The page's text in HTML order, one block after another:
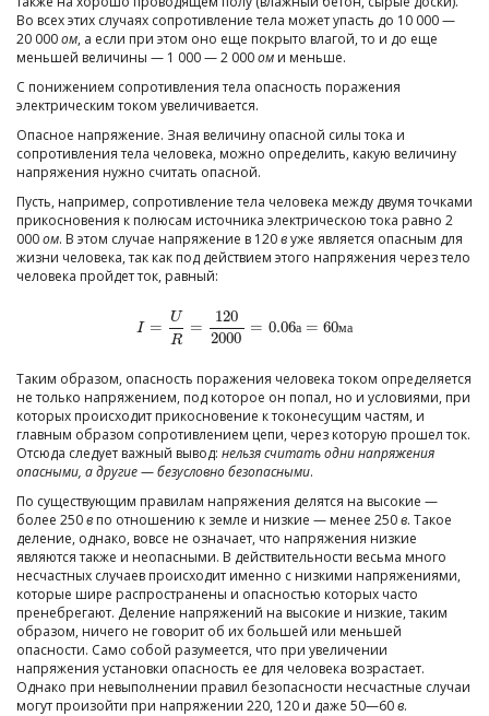
Во всех этих случаях сопротивление тела может упасть до 10 000 —
20 000ом, а если при этом оно еще покрыто влагой, то и до еще
меньшей величины — 1 000 — 2 000ом и меньше.
С понижением сопротивления тела опасность поражения
электрическим током увеличивается.
Опасное напряжение. Зная величину опасной силы тока и
сопротивления тела человека, можно определить, какую величину
напряжения нужно считать опасной.
Пусть, например, сопротивление тела человека между двумя точками
прикосновения к полюсам источника электрическою тока равно 2
000ом. В этом случае напряжение в 120вуже является опасным для
жизни человека, так как под действием этого напряжения через тело
человека пройдет ток, равный:
I =
U
R
=
120
2000
= 0.06а = 60ма
I =UR =1202000 =0.06а=60м а
Таким образом, опасность поражения человека током определяется
не только напряжением, под которое он попал, но и условиями, при
которых происходит прикосновение к токонесущим частям, и
главным образом сопротивлением цепи, через которую прошел ток.
Отсюда следует важный вывод: нельзя считать одни напряжения
опасными, а другие—безусловно безопасными.
По существующим правилам напряжения делятся на высокие —
более 250в по отношению к земле и низкие — менее 250в. Такое
деление, однако, вовсе не означает, что напряжения низкие
являются также и неопасными. В действительности весьма много
несчастных случаев происходит именно с низкими напряжениями,
которые шире распространены и опасностью которых часто
пренебрегают. Деление напряжений на высокие и низкие, таким
образом, ничего не говорит об их большей или меньшей
опасности. Само собой разумеется, что при увеличении
напряжения установки опасность ее для человека возрастает.
Однако при невыполнении правил безопасности несчастные случаи
могут произойти при напряжении 220, 120 и даже 50—60в.